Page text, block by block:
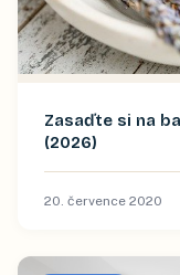
Zasaďte si na
(2026)
20. července 2020